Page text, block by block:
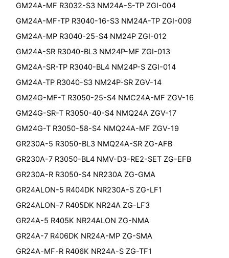
GM24A-MF R3032-S3 NM24A-S-TP ZGI-004
GM24A-MF-TP R3040-16-S3 NM24A-TP ZGI-009
GM24A-MP R3040-25-S4 NM24P ZGI-012
GM24A-SR R3040-BL3 NM24P-MF ZGI-013
GM24A-SR-TP R3040-BL4 NM24P-S ZGI-014
GM24A-TP R3040-S3 NM24P-SR ZGV-14
GM24G-MF-T R3050-25-S4 NMC24A-MF ZGV-16
GM24G-SR-T R3050-40-S4 NMQ24A ZGV-17
GM24G-T R3050-58-S4 NMQ24A-MF ZGV-19
GR230A-5 R3050-BL3 NMQ24A-SR ZG-AFB
GR230A-7 R3050-BL4 NMV-D3-RE2-SET ZG-EFB
GR230A-R R3050-S4 NR230A ZG-GMA
GR24ALON-5 R404DK NR230A-S ZG-LF1
GR24ALON-7 R405DK NR24A ZG-LF3
GR24A-5 R405K NR24ALON ZG-NMA
GR24A-7 R406DK NR24A-MP ZG-SMA
GR24A-MF-R R406K NR24A-S ZG-TF1